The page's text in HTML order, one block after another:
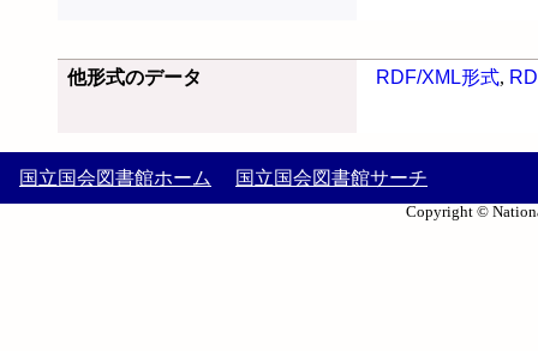
他形式のデータ RDF/XML形式,
国立国会図書館ホーム 国立国会図書館サーチ
Copyright ©